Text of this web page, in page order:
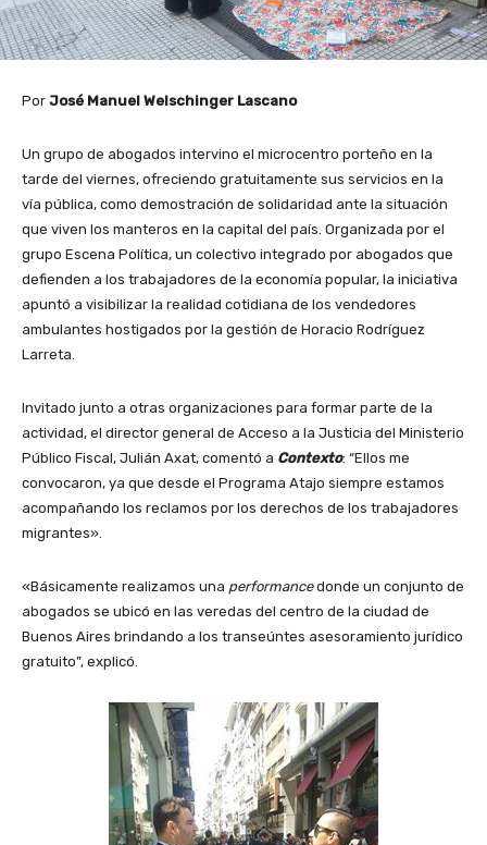
Por José Manuel Welschinger Lascano
Un grupo de abogados intervino el microcentro porteño en la
tarde del viernes, ofreciendo gratuitamente sus servicios en la
vía pública, como demostración de solidaridad ante la situación
que viven los manteros en la capital del país. Organizada por el
grupo Escena Política, un colectivo integrado por abogados que
defienden a los trabajadores de la economía popular, la iniciativa
apuntó a visibilizar la realidad cotidiana de los vendedores
ambulantes hostigados por la gestión de Horacio Rodríguez
Larreta.
Invitado junto a otras organizaciones para formar parte de la
actividad, el director general de Acceso a la Justicia del Ministerio
Público Fiscal, Julián Axat, comentó a Contexto: “Ellos me
convocaron, ya que desde el Programa Atajo siempre estamos
acompañando los reclamos por los derechos de los trabajadores
migrantes».
«Básicamente realizamos una performancedonde un conjunto de
abogados se ubicó en las veredas del centro de la ciudad de
Buenos Aires brindando a los transeúntes asesoramiento jurídico
gratuito”, explicó.